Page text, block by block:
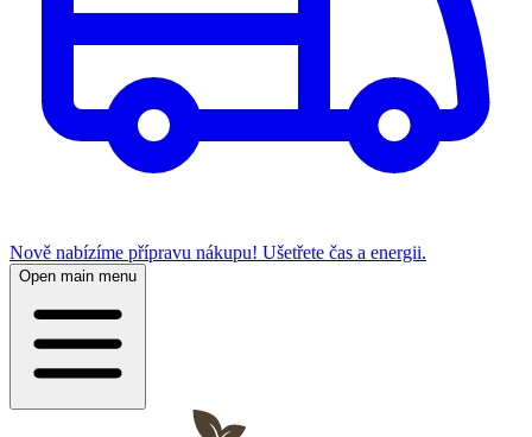
Nově nabízíme přípravu nákupu! Ušetřete čas a energii.
Open main menu